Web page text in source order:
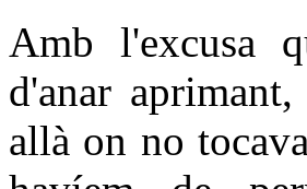
Amb l'excusa
d'anar
allà on no